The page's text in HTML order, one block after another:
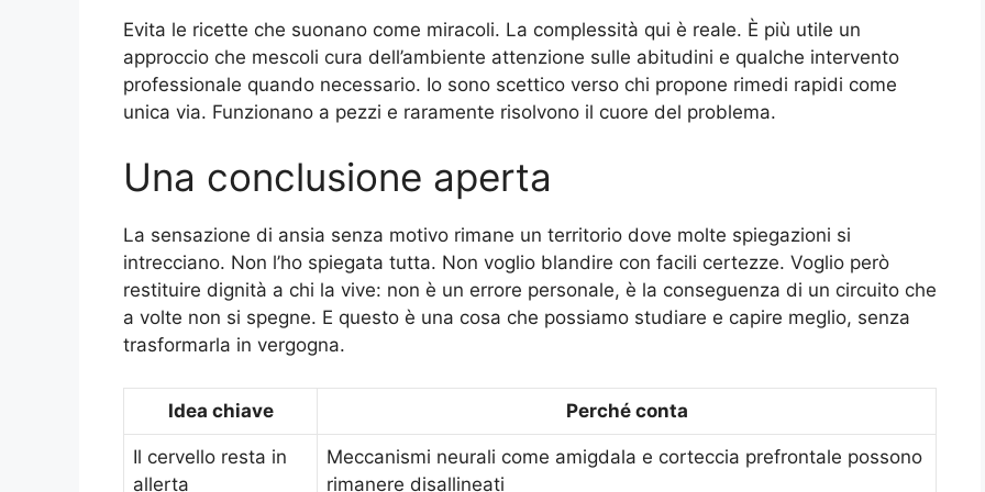
Evita le ricette che suonano come miracoli. La complessità qui è reale. È più utile un
approccio che mescoli cura dell’ambiente attenzione sulle abitudini e qualche intervento
professionale quando necessario. Io sono scettico verso chi propone rimedi rapidi come
unica via. Funzionano a pezzi e raramente risolvono il cuore del problema.
Una conclusione aperta
La sensazione di ansia senza motivo rimane un territorio dove molte spiegazioni si
intrecciano. Non l’ho spiegata tutta. Non voglio blandire con facili certezze. Voglio però
restituire dignità a chi la vive: non è un errore personale, è la conseguenza di un circuito che
a volte non si spegne. E questo è una cosa che possiamo studiare e capire meglio, senza
trasformarla in vergogna.
Idea chiave Perché conta
Il cervello resta in
allerta
Meccanismi neurali come amigdala e corteccia prefrontale possono
rimanere disallineati